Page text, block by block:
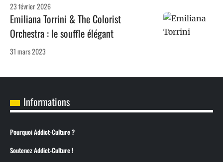
23 février 2026
Emiliana Torrini & The Colorist
Orchestra : le souffle élégant
31 mars 2023
Informations
Pourquoi Addict-Culture ?
Soutenez Addict-Culture !